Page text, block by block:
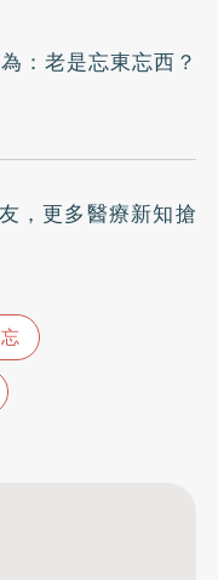
： 老是忘東忘西？
，更多醫療新知搶